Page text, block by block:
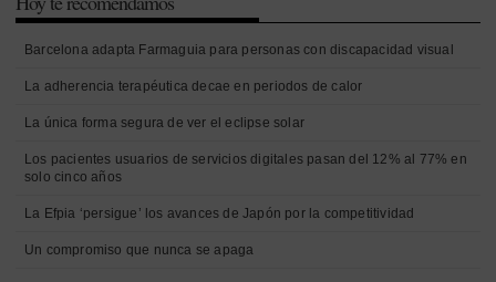
Barcelona adapta Farmaguia para personas con discapacidad visual
La adherencia terapéutica decae en periodos de calor
La única forma segura de ver el eclipse solar
Los pacientes usuarios de servicios digitales pasan del 12% al 77% en
solo cinco años
La Efpia ‘persigue’ los avances de Japón por la competitividad
Un compromiso que nunca se apaga